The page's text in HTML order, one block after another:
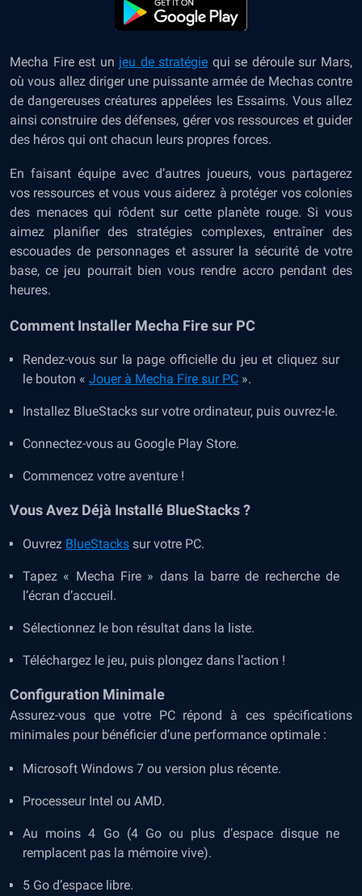
Mecha Fire est un jeu de stratégie qui se déroule sur Mars,
où vous allez diriger une puissante armée de Mechas contre
de dangereuses créatures appelées les Essaims. Vous allez
ainsi construire des défenses, gérer vos ressources et guider
des héros qui ont chacun leurs propres forces.
En faisant équipe avec d’autres joueurs, vous partagerez
vos ressources et vous vous aiderez à protéger vos colonies
des menaces qui rôdent sur cette planète rouge. Si vous
aimez planifier des stratégies complexes, entraîner des
escouades de personnages et assurer la sécurité de votre
base, ce jeu pourrait bien vous rendre accro pendant des
heures.
Comment Installer Mecha Fire sur PC
Rendez-vous sur la page officielle du jeu et cliquez sur
le bouton « Jouer à Mecha Fire sur PC ».
Installez BlueStacks sur votre ordinateur, puis ouvrez-le.
Connectez-vous au Google Play Store.
Commencez votre aventure !
Vous Avez Déjà Installé BlueStacks ?
Ouvrez BlueStacks sur votre PC.
Tapez « Mecha Fire » dans la barre de recherche de
l’écran d’accueil.
Sélectionnez le bon résultat dans la liste.
Téléchargez le jeu, puis plongez dans l’action !
Configuration Minimale
Assurez-vous que votre PC répond à ces spécifications
minimales pour bénéficier d’une performance optimale :
Microsoft Windows 7 ou version plus récente.
Processeur Intel ou AMD.
Au moins 4 Go (4 Go ou plus d’espace disque ne
remplacent pas la mémoire vive).
5 Go d’espace libre.